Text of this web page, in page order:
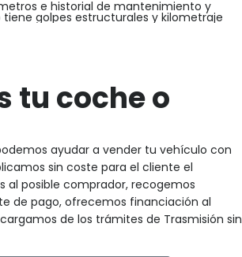
e historial de mantenimiento y
golpes estructurales y kilometraje
tu coche o
ayudar a vender tu vehículo con
sin coste para el cliente el
al posible comprador, recogemos
de pago, ofrecemos financiación al
de los trámites de Trasmisión sin